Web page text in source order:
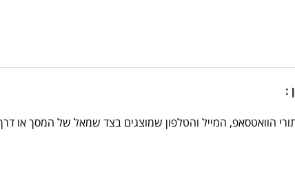
:
הוואטסאפ, המייל והטלפון שמוצגים בצד שמאל של המסך או